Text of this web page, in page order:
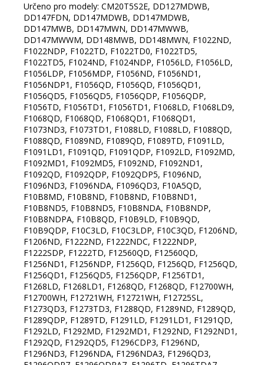
Určeno pro modely: CM20T5S2E, DD127MDWB,
DD147FDN, DD147MDWB, DD147MDWB,
DD147MWB, DD147MWN, DD147MWWB,
DD147MWWM, DD148MWB, DD148MWN, F1022ND,
F1022NDP, F1022TD, F1022TD0, F1022TD5,
F1022TD5, F1024ND, F1024NDP, F1056LD, F1056LD,
F1056LDP, F1056MDP, F1056ND, F1056ND1,
F1056NDP1, F1056QD, F1056QD, F1056QD1,
F1056QD5, F1056QD5, F1056QDP, F1056QDP,
F1056TD, F1056TD1, F1056TD1, F1068LD, F1068LD9,
F1068QD, F1068QD, F1068QD1, F1068QD1,
F1073ND3, F1073TD1, F1088LD, F1088LD, F1088QD,
F1088QD, F1089ND, F1089QD, F1089TD, F1091LD,
F1091LD1, F1091QD, F1091QDP, F1092LD, F1092MD,
F1092MD1, F1092MD5, F1092ND, F1092ND1,
F1092QD, F1092QDP, F1092QDP5, F1096ND,
F1096ND3, F1096NDA, F1096QD3, F10A5QD,
F10B8MD, F10B8ND, F10B8ND, F10B8ND1,
F10B8ND5, F10B8ND5, F10B8NDA, F10B8NDP,
F10B8NDPA, F10B8QD, F10B9LD, F10B9QD,
F10B9QDP, F10C3LD, F10C3LDP, F10C3QD, F1206ND,
F1206ND, F1222ND, F1222NDC, F1222NDP,
F1222SDP, F1222TD, F12560QD, F12560QD,
F1256ND1, F1256NDP, F1256QD, F1256QD, F1256QD,
F1256QD1, F1256QD5, F1256QDP, F1256TD1,
F1268LD, F1268LD1, F1268QD, F1268QD, F12700WH,
F12700WH, F12721WH, F12721WH, F12725SL,
F1273QD3, F1273TD3, F1288QD, F1289ND, F1289QD,
F1289QDP, F1289TD, F1291LD, F1291LD1, F1291QD,
F1292LD, F1292MD, F1292MD1, F1292ND, F1292ND1,
F1292QD, F1292QD5, F1296CDP3, F1296ND,
F1296ND3, F1296NDA, F1296NDA3, F1296QD3,